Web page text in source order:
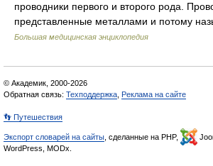
проводники первого и второго рода.
представленные металлами и потому
Большая медицинская энциклопедия
© Академик, 2000-2026
Обратная связь: Техподдержка Реклама на сайте
👣 Путешествия
Экспорт словарей на сайты , сделанные на PHP,
WordPress, MODx.